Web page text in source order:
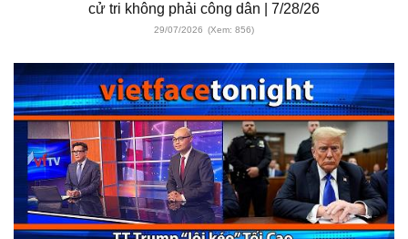
cử tri không phải công dân | 7/28/26
29/07/2026 (Xem: 856)